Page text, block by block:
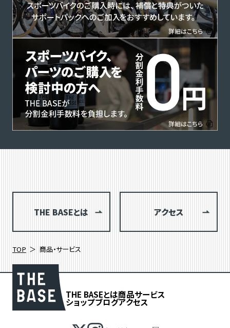
THE BASEとは アクセス
TOP 商品・サービス
THE BASEとは商品サービス
ショップブログアクセス